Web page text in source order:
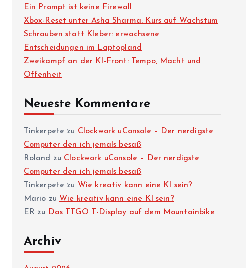
Ein Prompt ist keine Firewall
Xbox-Reset unter Asha Sharma: Kurs auf Wachstum
Schrauben statt Kleber: erwachsene
Entscheidungen im Laptopland
Zweikampf an der KI-Front: Tempo, Macht und
Offenheit
Neueste Kommentare
Tinkerpete zu Clockwork uConsole – Der nerdigste
Computer den ich jemals besaß
Roland
zu Clockwork uConsole – Der nerdigste
Computer den ich jemals besaß
Tinkerpete zu Wie kreativ kann eine KI sein?
Mario zu Wie kreativ kann eine KI sein?
ER zu Das TTGO T-Display auf dem Mountainbike
Archiv